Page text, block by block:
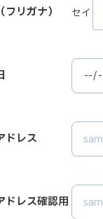
リガナ） セイ
ドレス
ドレス確認用